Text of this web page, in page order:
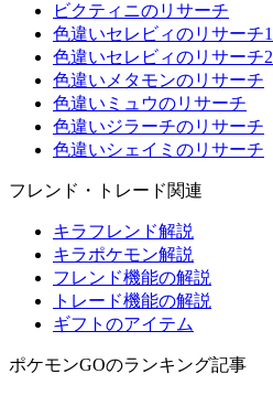
ビクティニのリサーチ
色違いセレビィのリサーチ1
色違いセレビィのリサーチ2
色違いメタモンのリサーチ
色違いミュウのリサーチ
色違いジラーチのリサーチ
色違いシェイミのリサーチ
フレンド・トレード関連
キラフレンド解説
キラポケモン解説
フレンド機能の解説
トレード機能の解説
ギフトのアイテム
ポケモンGOのランキング記事